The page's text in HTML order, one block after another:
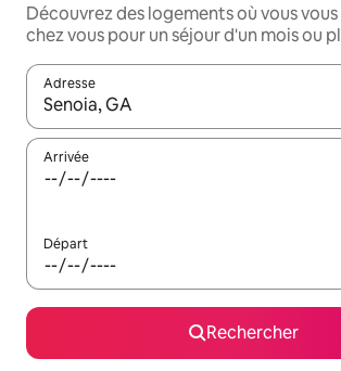
Découvrez des logements où vous
chez vous pour un séjour d'un mois ou
Adresse
Lorsque les résultats s'affichent, utilisez
Arrivée
Départ
Rechercher